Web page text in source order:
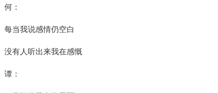
何：
每当我说感情仍空白
没有人听出来我在感慨
谭：